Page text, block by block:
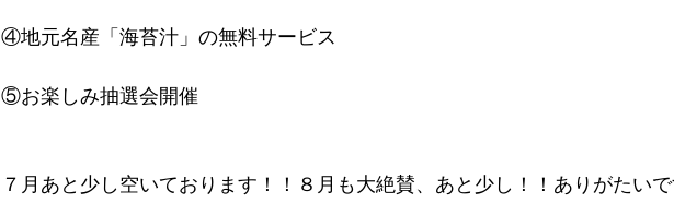
④地元名産「海苔汁」の無料サービス
⑤お楽しみ抽選会開催
７月あと少し空いております！！８月も大絶賛、あと少し！！ありがたい